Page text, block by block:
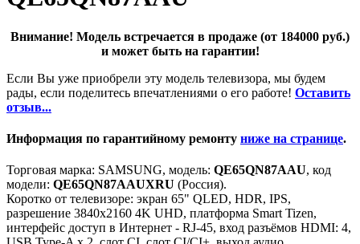
Внимание! Модель встречается в продаже (от 184000 руб.)
и может быть на гарантии!
Если Вы уже приобрели эту модель телевизора, мы будем
рады, если поделитесь впечатлениями о его работе! Оставить
отзыв...
Информация по гарантийному ремонту ниже на странице.
Торговая марка: SAMSUNG, модель: QE65QN87AAU, код
модели: QE65QN87AAUXRU (Россия).
Коротко от телевизоре: экран 65" QLED, HDR, IPS,
разрешение 3840x2160 4K UHD, платформа Smart Tizen,
интерфейс доступ в Интернет - RJ-45, вход разъёмов HDMI: 4,